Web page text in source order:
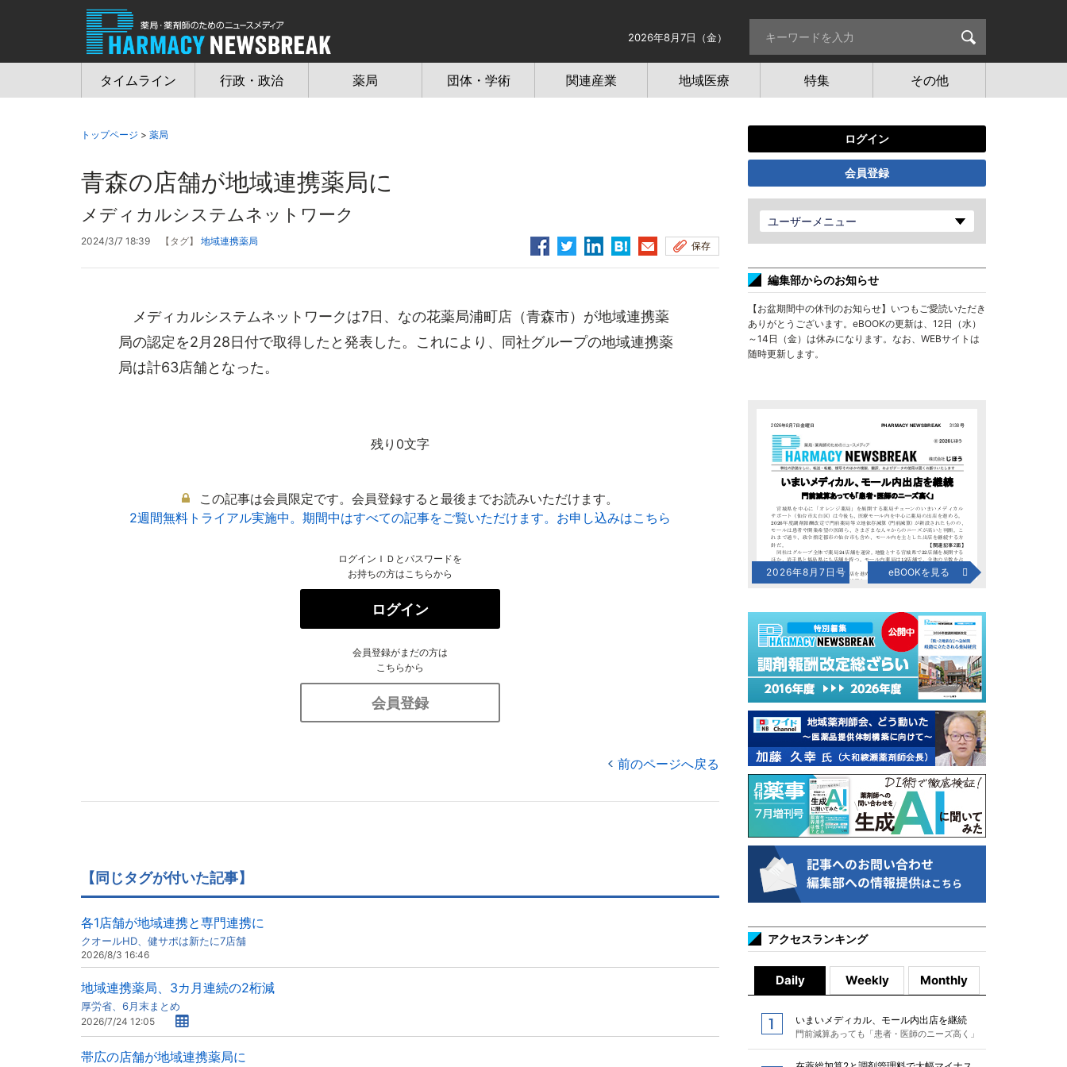
2026年8月7日（金）
タイムライン 行政・政治 薬局 団体・学術 関連産業 地域医療 特集 その他
トップページ > 薬局
青森の店舗が地域連携薬局に
メディカルシステムネットワーク
2024/3/7 18:39 【タグ】 地域連携薬局 保存
メディカルシステムネットワークは7日、なの花薬局浦町店（青森市）が地域連携薬
局の認定を2月28日付で取得したと発表した。これにより、同社グループの地域連携薬
局は計63店舗となった。
残り0文字
この記事は会員限定です。会員登録すると最後までお読みいただけます。
2週間無料トライアル実施中。期間中はすべての記事をご覧いただけます。お申し込みはこちら
ログインＩＤとパスワードを
お持ちの方はこちらから
ログイン
会員登録がまだの方は
こちらから
会員登録
前のページへ戻る
【同じタグが付いた記事】
各1店舗が地域連携と専門連携に
クオールHD、健サポは新たに7店舗
2026/8/3 16:46
地域連携薬局、3カ月連続の2桁減
厚労省、6月末まとめ
2026/7/24 12:05
帯広の店舗が地域連携薬局に
ログイン
会員登録
ユーザーメニュー
編集部からのお知らせ
【お盆期間中の休刊のお知らせ】いつもご愛読いただき
ありがとうございます。eBOOKの更新は、12日（水）
～14日（金）は休みになります。なお、WEBサイトは
随時更新します。
2026年8月7日号 eBOOKを見る
アクセスランキング
Daily Weekly Monthly
いまいメディカル、モール内出店を継続
門前減算あっても「患者・医師のニーズ高く」